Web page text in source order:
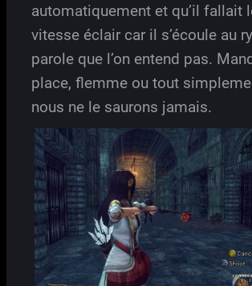
automatiquement et qu’il fallait
vitesse éclair car il s’écoule au
parole que l’on entend pas.
place, flemme ou tout
nous ne le saurons jamais.